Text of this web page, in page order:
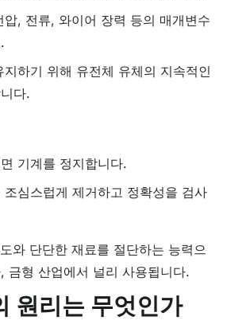
압, 전류, 와이어 장력 등의 매개변수
지하기 위해 유전체 유체의 지속적인
다.
기계를 정지합니다.
조심스럽게 제거하고 정확성을 검사
와 단단한 재료를 절단하는 능력으
금형 산업에서 널리 사용됩니다.
원리는 무엇인가